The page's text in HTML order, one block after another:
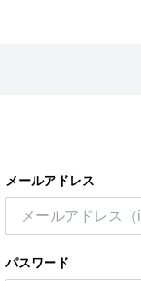
メールアドレス
パスワード